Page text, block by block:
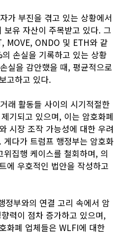
가 부진을 겪고 있는 상황에서
보유 자산이 주목받고 있다. 그
MOVE, ONDO 및 ETH와 같
손실을 기록하고 있는 상황
실을 감안했을 때, 평균적으로
고하고 있다.
래 활동들 사이의 시기적절한
기되고 있으며, 이는 암호화폐
시장 조작 가능성에 대한 우려
다가 트럼프 행정부는 암호화
집행 케이스를 철회하며, 의
에 우호적인 법안을 작성하고
정부와의 연결 고리 속에서 암
력이 점차 증가하고 있으며,
화폐 업체들은 WLFI에 대한